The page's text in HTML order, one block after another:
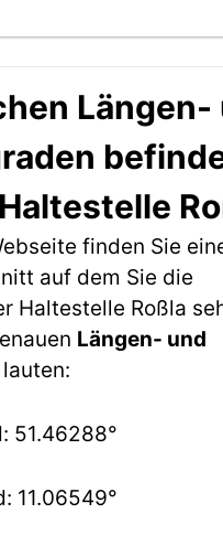
Längen-
finden Sie
auf dem Sie die
Haltestelle Roßla
Längen- und
51.46288°
11.06549°